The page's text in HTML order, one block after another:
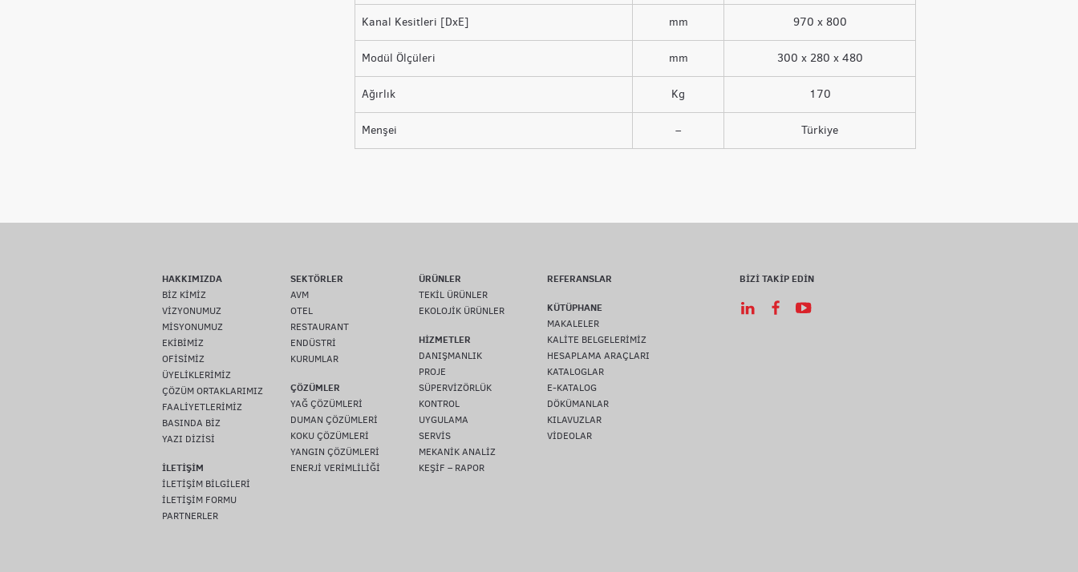
Kanal Kesitleri [DxE] mm 970 x 800
Modül Ölçüleri mm 300 x 280 x 480
Ağırlık Kg 170
Menşei – Türkiye
HAKKIMIZDA
BİZ KİMİZ
VİZYONUMUZ
MİSYONUMUZ
EKİBİMİZ
OFİSİMİZ
ÜYELİKLERİMİZ
ÇÖZÜM ORTAKLARIMIZ
FAALİYETLERİMİZ
BASINDA BİZ
YAZI DİZİSİ
İLETİŞİM
İLETİŞİM BİLGİLERİ
İLETİŞİM FORMU
PARTNERLER
SEKTÖRLER
AVM
OTEL
RESTAURANT
ENDÜSTRİ
KURUMLAR
ÇÖZÜMLER
YAĞ ÇÖZÜMLERİ
DUMAN ÇÖZÜMLERİ
KOKU ÇÖZÜMLERİ
YANGIN ÇÖZÜMLERİ
ENERJİ VERİMLİLİĞİ
ÜRÜNLER
TEKİL ÜRÜNLER
EKOLOJİK ÜRÜNLER
HİZMETLER
DANIŞMANLIK
PROJE
SÜPERVİZÖRLÜK
KONTROL
UYGULAMA
SERVİS
MEKANİK ANALİZ
KEŞİF – RAPOR
REFERANSLAR
KÜTÜPHANE
MAKALELER
KALİTE BELGELERİMİZ
HESAPLAMA ARAÇLARI
KATALOGLAR
E-KATALOG
DÖKÜMANLAR
KILAVUZLAR
VİDEOLAR
BİZİ TAKİP EDİN